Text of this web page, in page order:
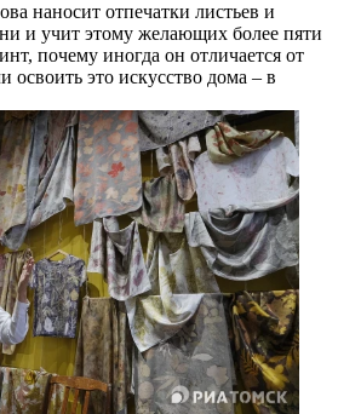
наносит отпечатки листьев и
и учит этому желающих более пяти
почему иногда он отличается от
освоить это искусство дома – в